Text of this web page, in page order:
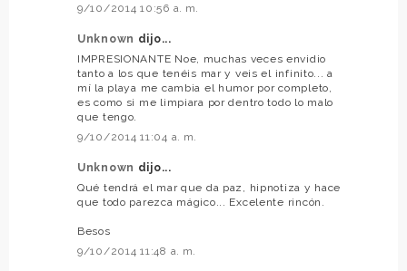
9/10/2014 10:56 a. m.
Unknown dijo...
IMPRESIONANTE Noe, muchas veces envidio
tanto a los que tenéis mar y veis el infinito... a
mí la playa me cambia el humor por completo,
es como si me limpiara por dentro todo lo malo
que tengo.
9/10/2014 11:04 a. m.
Unknown dijo...
Qué tendrá el mar que da paz, hipnotiza y hace
que todo parezca mágico... Excelente rincón.
Besos
9/10/2014 11:48 a. m.